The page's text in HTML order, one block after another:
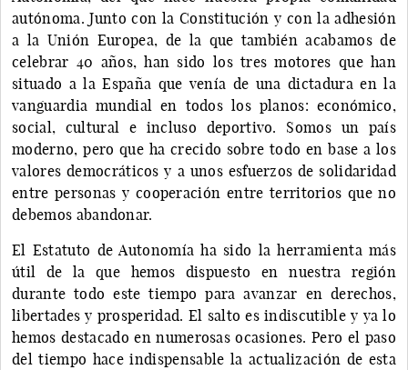
autónoma. Junto con la Constitución y con la adhesión
a la Unión Europea, de la que también acabamos de
celebrar 40 años, han sido los tres motores que han
situado a la España que venía de una dictadura en la
vanguardia mundial en todos los planos: económico,
social, cultural e incluso deportivo. Somos un país
moderno, pero que ha crecido sobre todo en base a los
valores democráticos y a unos esfuerzos de solidaridad
entre personas y cooperación entre territorios que no
debemos abandonar.
El Estatuto de Autonomía ha sido la herramienta más
útil de la que hemos dispuesto en nuestra región
durante todo este tiempo para avanzar en derechos,
libertades y prosperidad. El salto es indiscutible y ya lo
hemos destacado en numerosas ocasiones. Pero el paso
del tiempo hace indispensable la actualización de esta